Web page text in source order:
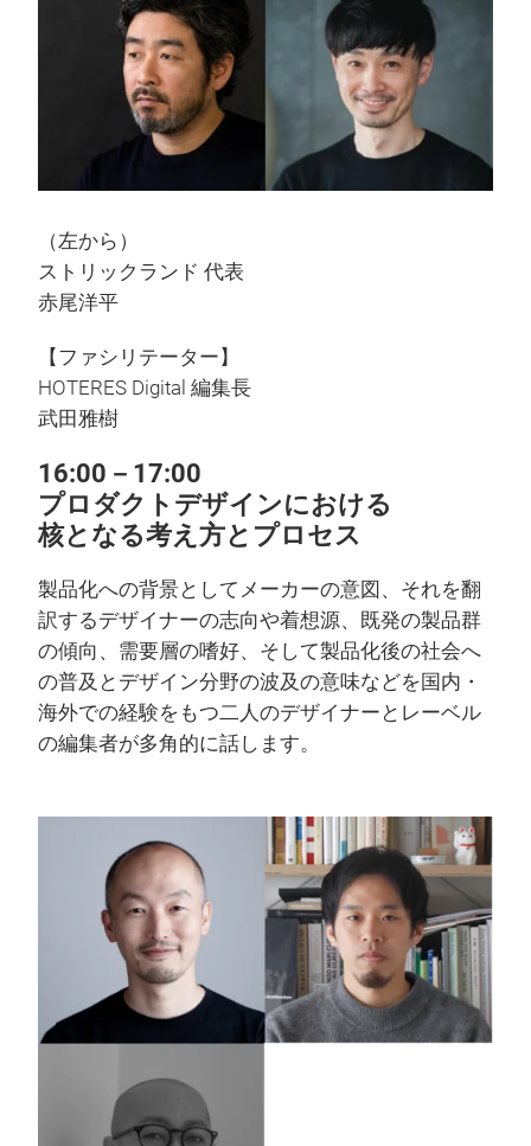
（左から）
ストリックランド 代表
赤尾洋平
【ファシリテーター】
HOTERES Digital 編集長
武田雅樹
16:00－17:00
プロダクトデザインにおける
核となる考え方とプロセス
製品化への背景としてメーカーの意図、それを翻
訳するデザイナーの志向や着想源、既発の製品群
の傾向、需要層の嗜好、そして製品化後の社会へ
の普及とデザイン分野の波及の意味などを国内・
海外での経験をもつ二人のデザイナーとレーベル
の編集者が多角的に話します。